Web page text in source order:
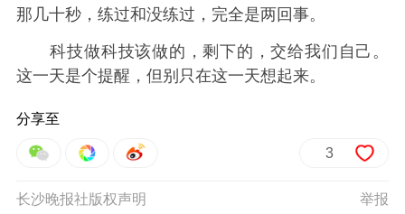
那几十秒，练过和没练过，完全是两回事。
科技做科技该做的，剩下的，交给我们自己。
这一天是个提醒，但别只在这一天想起来。
分享至
3
举报
长沙晚报社版权声明